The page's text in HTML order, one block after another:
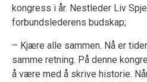
kongress i år. Nestleder Liv
forbundslederens budskap;
– Kjære alle sammen. Nå er
samme retning. På denne
å være med å skrive historie.